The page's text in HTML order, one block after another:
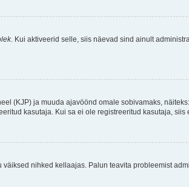
. Kui aktiveerid selle, siis näevad sind ainult
(KJP) ja muuda ajavöönd omale sobivamaks,
kasutaja. Kui sa ei ole registreeritud kasutaja, siis
nihked kellaajas. Palun teavita probleemist